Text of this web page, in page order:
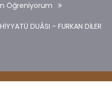
Öğreniyorum
DUÂSI - FURKAN DİLER